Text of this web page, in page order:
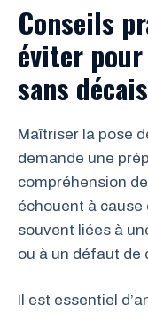
Conseils
éviter
sans
Maîtriser la pose
demande une
compréhension
échouent à
souvent liées à
ou à un défaut de
Il est essentiel